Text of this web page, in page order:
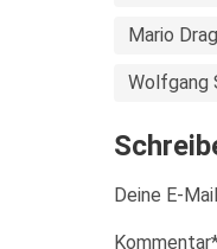
Mario
Wolfgang
Deine E-
Kommentar